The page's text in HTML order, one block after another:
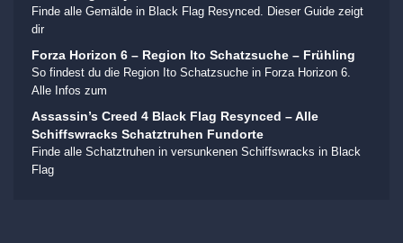
Finde alle Gemälde in Black Flag Resynced. Dieser Guide zeigt
dir
Forza Horizon 6 – Region Ito Schatzsuche – Frühling
So findest du die Region Ito Schatzsuche in Forza Horizon 6.
Alle Infos zum
Assassin’s Creed 4 Black Flag Resynced – Alle
Schiffswracks Schatztruhen Fundorte
Finde alle Schatztruhen in versunkenen Schiffswracks in Black
Flag